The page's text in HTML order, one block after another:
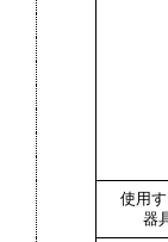
使用
器